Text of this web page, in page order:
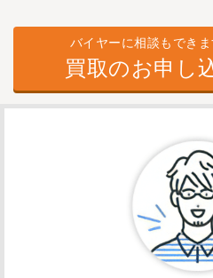
バイヤーに相談もできま
買取のお申し